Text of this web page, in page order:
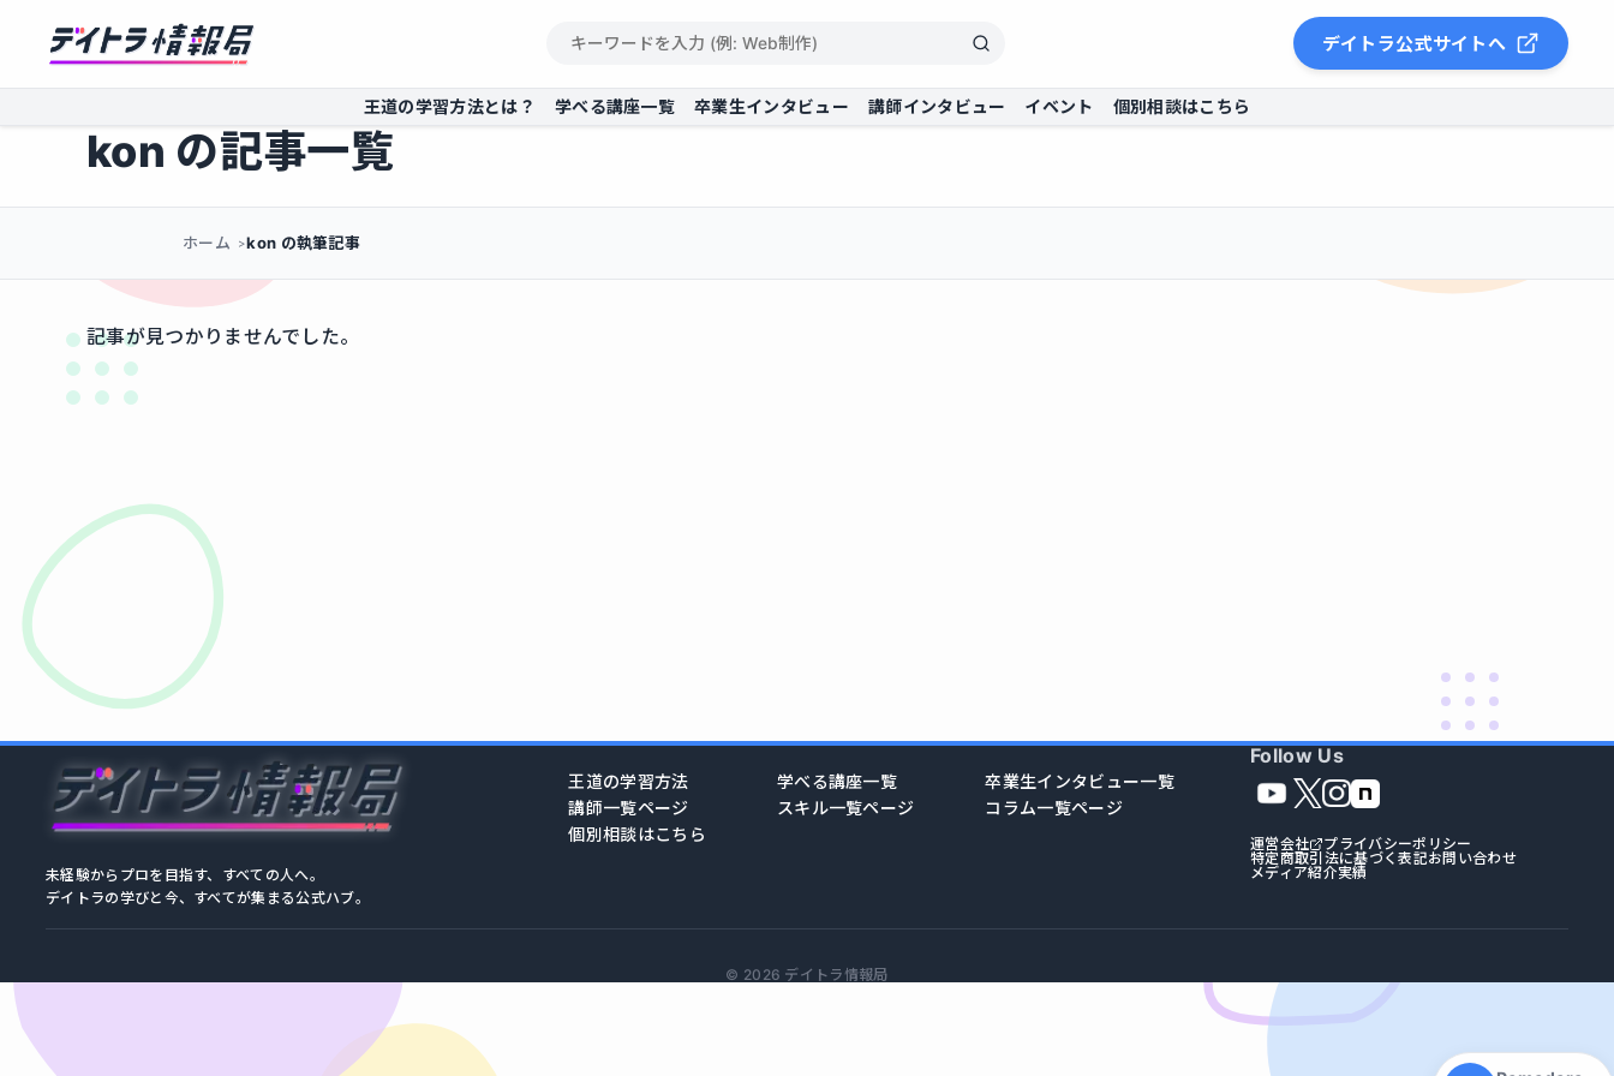
デイトラ公式サイトへ
王道の学習方法とは？ 学べる講座一覧 卒業生インタビュー 講師インタビュー イベント 個別相談はこちら
kon の記事一覧
ホーム kon の執筆記事
記事が見つかりませんでした。
未経験からプロを目指す、すべての人へ。
デイトラの学びと今、すべてが集まる公式ハブ。
王道の学習方法 学べる講座一覧
卒業生インタビュー一覧
講師一覧ページ
スキル一覧ページ
コラム一覧ページ
個別相談はこちら
Follow Us
運営会社
プライバシーポリシー
特定商取引法に基づく表記お問い合わせ
メディア紹介実績
© 2026 デイトラ情報局
集中モード